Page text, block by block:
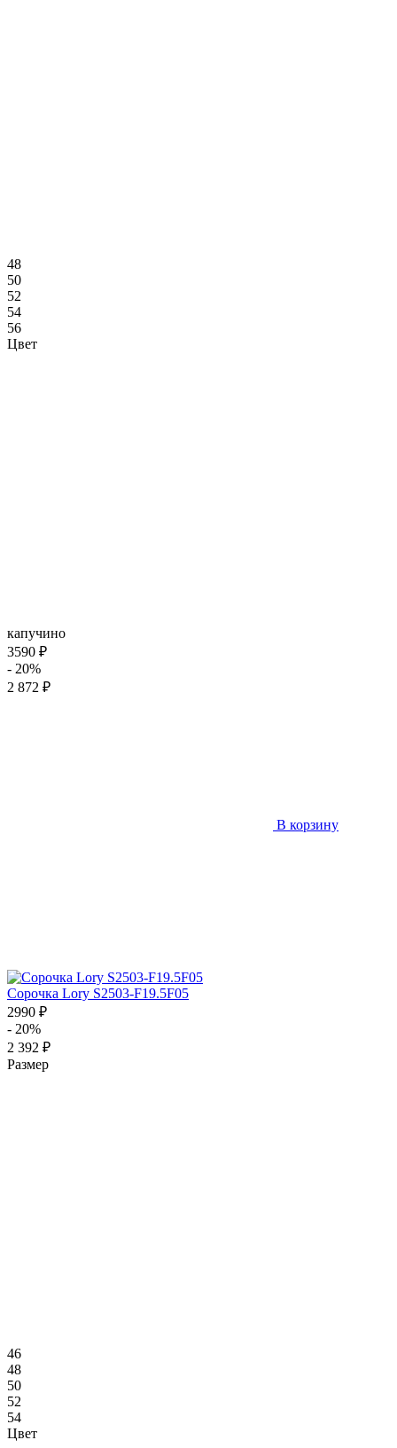
48
50
52
54
56
Цвет
капучино
3590 ₽
- 20%
2 872 ₽
В корзину
Сорочка Lory S2503-F19.5F05
2990 ₽
- 20%
2 392 ₽
Размер
46
48
50
52
54
Цвет